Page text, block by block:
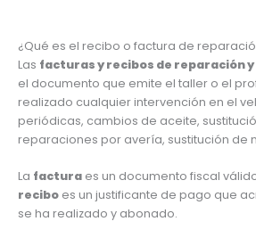
¿Qué es el recibo o factura de
Las facturas y recibos de reparación
el documento que emite el taller o el
realizado cualquier intervención en el
periódicas, cambios de aceite,
reparaciones por avería, sustitución de
La factura es un documento fiscal
recibo es un justificante de pago que
se ha realizado y abonado.